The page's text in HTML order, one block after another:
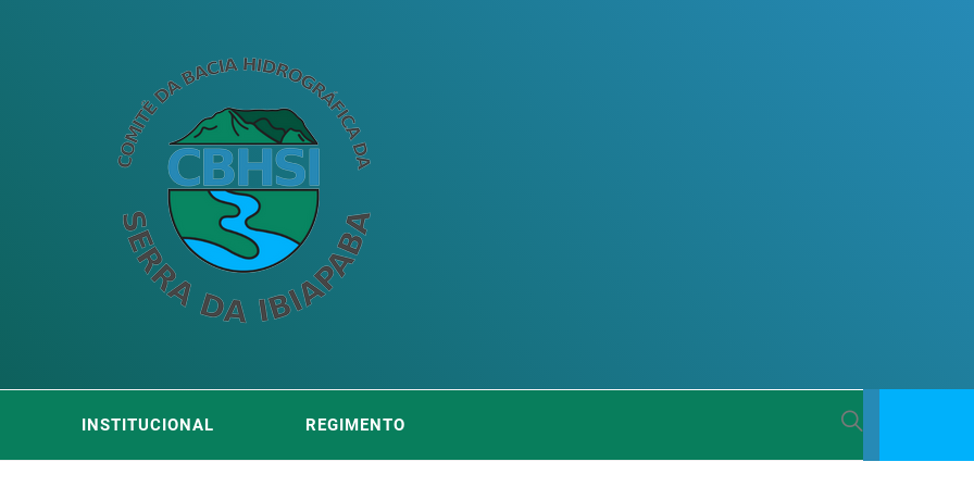
DA BACIA
INSTITUCIONAL REGIMENTO